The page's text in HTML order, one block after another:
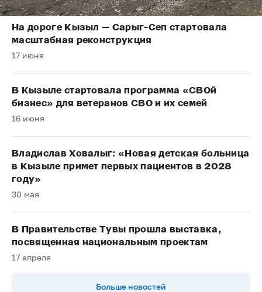
На дороге Кызыл — Сарыг-Сеп стартовала
масштабная реконструкция
17 июня
В Кызыле стартовала программа «СВОй
бизнес» для ветеранов СВО и их семей
16 июня
Владислав Ховалыг: «Новая детская больница
в Кызыле примет первых пациентов в 2028
году»
30 мая
В Правительстве Тувы прошла выставка,
посвященная национальным проектам
17 апреля
Больше новостей